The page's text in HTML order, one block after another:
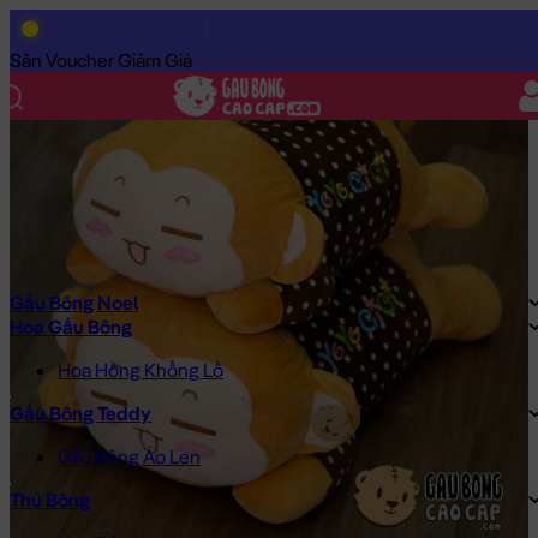
Săn Voucher Giảm Giá
Gấu Bông Noel
Hoa Gấu Bông
Hoa Hồng Khổng Lồ
Gấu Bông Teddy
Gấu Bông Áo Len
Thú Bông
Trang Chủ